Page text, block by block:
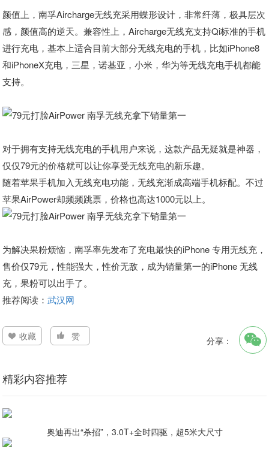
颜值上，南孚Aircharge无线充采用蝶形设计，非常纤薄，极具层次
感，颜值高的逆天。兼容性上，Aircharge无线充支持Qi标准的手机
进行充电，基本上适合目前大部分无线充电的手机，比如iPhone8
和iPhoneX充电，三星，诺基亚，小米，华为等无线充电手机都能
支持。
对于拥有支持无线充电的手机用户来说，这款产品无疑就是神器，
仅仅79元的价格就可以让你享受无线充电的新乐趣。
随着苹果手机加入无线充电功能，无线充渐成高端手机标配。不过
苹果AirPower却频频跳票，价格也高达1000元以上。
为解决果粉烦恼，南孚率先发布了充电最快的iPhone 专用无线充，
售价仅79元，性能强大，性价无敌，成为销量第一的iPhone 无线
充，果粉可以出手了。
推荐阅读：武汉网
收藏 赞 分享：
精彩内容推荐
奥迪再出“杀招”，3.0T+全时四驱，超5米大尺寸